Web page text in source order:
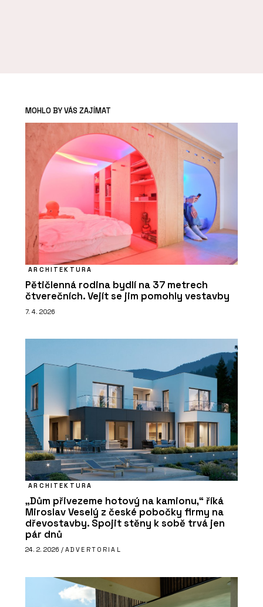
MOHLO BY VÁS ZAJÍMAT
ARCHITEKTURA
Pětičlenná rodina bydlí na 37 metrech
čtverečních. Vejít se jim pomohly vestavby
7. 4. 2026
ARCHITEKTURA
„Dům přivezeme hotový na kamionu,“ říká
Miroslav Veselý z české pobočky firmy na
dřevostavby. Spojit stěny k sobě trvá jen
pár dnů
24. 2. 2026 / ADVERTORIAL